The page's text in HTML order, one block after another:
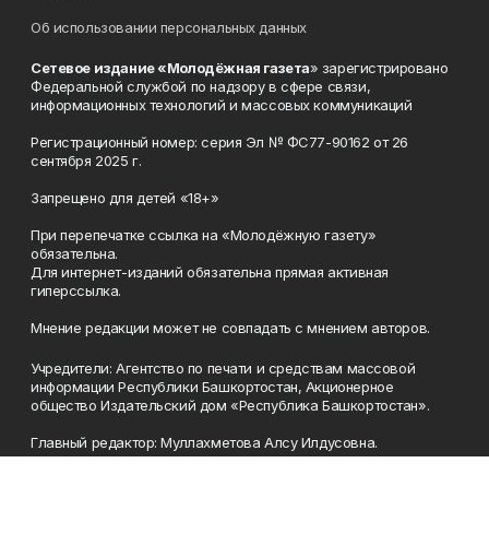
Об использовании персональных данных
Сетевое издание «Молодёжная газета» зарегистрировано
Федеральной службой по надзору в сфере связи,
информационных технологий и массовых коммуникаций
Регистрационный номер: серия Эл № ФС77-90162 от 26
сентября 2025 г.
Запрещено для детей «18+»
При перепечатке ссылка на «Молодёжную газету»
обязательна.
Для интернет-изданий обязательна прямая активная
гиперссылка.
Мнение редакции может не совпадать с мнением авторов.
Учредители: Агентство по печати и средствам массовой
информации Республики Башкортостан, Акционерное
общество Издательский дом «Республика Башкортостан».
Главный редактор: Муллахметова Алсу Илдусовна.